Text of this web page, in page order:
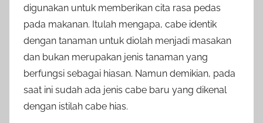
digunakan untuk memberikan cita rasa pedas
pada makanan. Itulah mengapa, cabe identik
dengan tanaman untuk diolah menjadi masakan
dan bukan merupakan jenis tanaman yang
berfungsi sebagai hiasan. Namun demikian, pada
saat ini sudah ada jenis cabe baru yang dikenal
dengan istilah cabe hias.